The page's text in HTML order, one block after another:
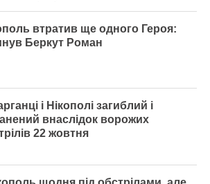
втратив ще одного Героя:
Беркут Роман
і Нікополі загиблий і
внаслідок ворожих
22 жовтня